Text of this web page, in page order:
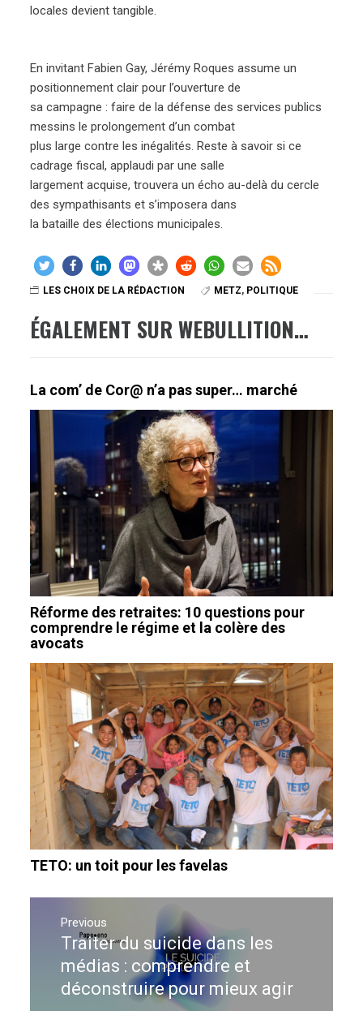
locales devient tangible.
En invitant Fabien Gay, Jérémy Roques assume un
positionnement clair pour l’ouverture de
sa campagne : faire de la défense des services publics
messins le prolongement d’un combat
plus large contre les inégalités. Reste à savoir si ce
cadrage fiscal, applaudi par une salle
largement acquise, trouvera un écho au-delà du cercle
des sympathisants et s’imposera dans
la bataille des élections municipales.
LES CHOIX DE LA RÉDACTION METZ, POLITIQUE
ÉGALEMENT SUR WEBULLITION…
La com’ de Cor@ n’a pas super… marché
Réforme des retraites: 10 questions pour
comprendre le régime et la colère des
avocats
TETO: un toit pour les favelas
Navigation
l’article
Previous
Previous
post:
Traiter du suicide dans les
médias : comprendre et
déconstruire pour mieux agir